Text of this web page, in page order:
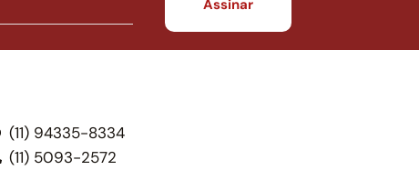
(11) 94335-8334
(11) 5093-2572